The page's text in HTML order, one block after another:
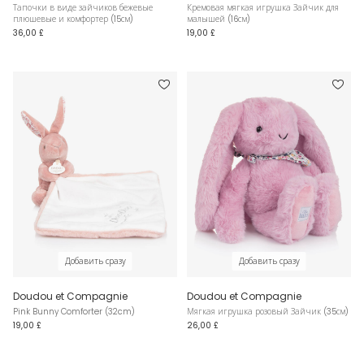
Тапочки в виде зайчиков бежевые
плюшевые и комфортер (15см)
36,00 £
Кремовая мягкая игрушка Зайчик для
малышей (16см)
19,00 £
Добавить сразу
Doudou et Compagnie
Pink Bunny Comforter (32cm)
19,00 £
Добавить сразу
Doudou et Compagnie
Мягкая игрушка розовый Зайчик (35см)
26,00 £